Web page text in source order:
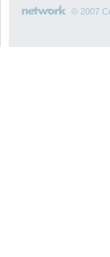
© 2007